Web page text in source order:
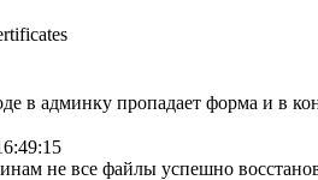
в админку пропадает форма и в
не все файлы успешно